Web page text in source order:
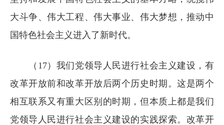
大斗争、伟大工程、伟大事业、伟大梦想，推动中
国特色社会主义进入了新时代。
（17）我们党领导人民进行社会主义建设，有
改革开放前和改革开放后两个历史时期。这是两个
相互联系又有重大区别的时期，但本质上都是我们
党领导人民进行社会主义建设的实践探索。改革开